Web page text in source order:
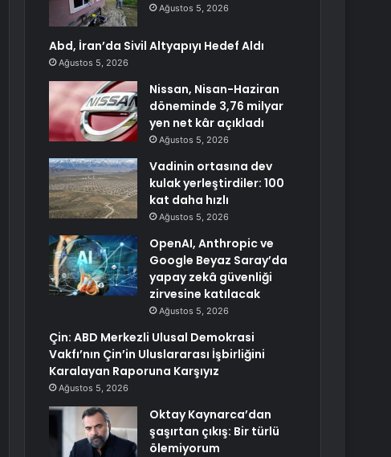
Ağustos 5, 2026
Abd, İran’da Sivil Altyapıyı Hedef Aldı
Ağustos 5, 2026
Nissan, Nisan-Haziran
döneminde 3,76 milyar
yen net kâr açıkladı
Ağustos 5, 2026
Vadinin ortasına dev
kulak yerleştirdiler: 100
kat daha hızlı
Ağustos 5, 2026
OpenAI, Anthropic ve
Google Beyaz Saray’da
yapay zekâ güvenliği
zirvesine katılacak
Ağustos 5, 2026
Çin: ABD Merkezli Ulusal Demokrasi
Vakfı’nın Çin’in Uluslararası İşbirliğini
Karalayan Raporuna Karşıyız
Ağustos 5, 2026
Oktay Kaynarca’dan
şaşırtan çıkış: Bir türlü
ölemiyorum